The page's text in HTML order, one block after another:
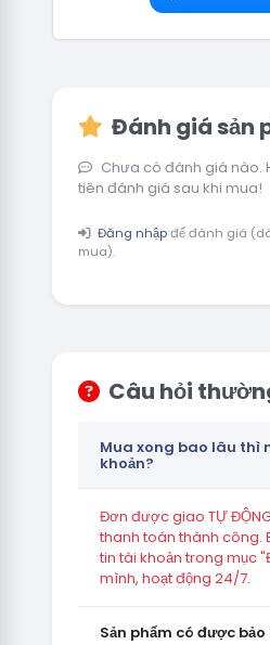
Đánh giá sản
Chưa có đánh giá nào.
tiên đánh giá sau khi mua!
Đăng nhậpđể đánh giá
mua).
Câu hỏi
Mua xong bao lâu thì
khoản?
Đơn được giao TỰ
thanh toán thành công.
tin tài khoản trong mục
mình, hoạt động 24/7.
Sản phẩm có được